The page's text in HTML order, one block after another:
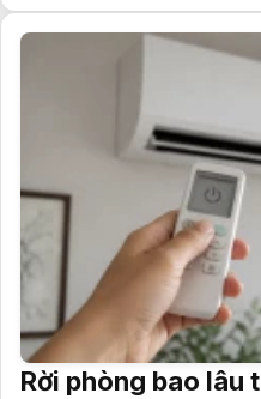
Rời phòng bao lâu